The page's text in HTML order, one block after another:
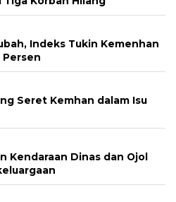
Indeks Tukin Kemenhan
Persen
Seret Kemhan dalam Isu
Kendaraan Dinas dan Ojol